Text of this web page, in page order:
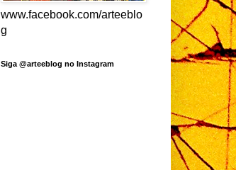
www.facebook.com/arteeblo
g
Siga @arteeblog no Instagram